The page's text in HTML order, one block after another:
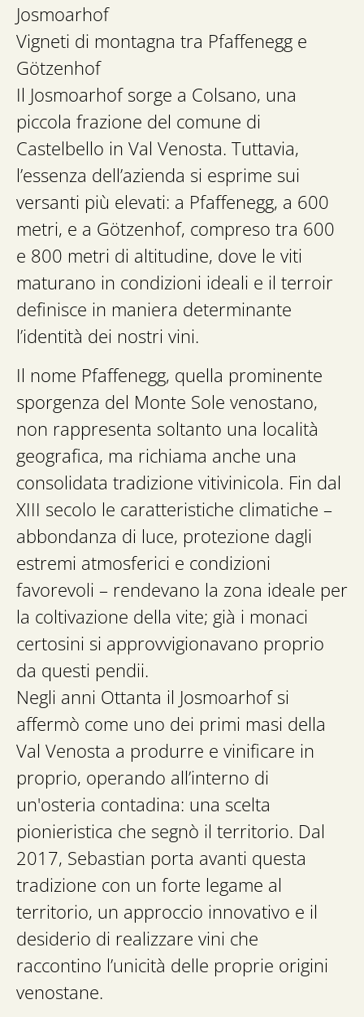
Josmoarhof
Vigneti di montagna tra Pfaffenegg e
Götzenhof
Il Josmoarhof sorge a Colsano, una
piccola frazione del comune di
Castelbello in Val Venosta. Tuttavia,
l’essenza dell’azienda si esprime sui
versanti più elevati: a Pfaffenegg, a 600
metri, e a Götzenhof, compreso tra 600
e 800 metri di altitudine, dove le viti
maturano in condizioni ideali e il terroir
definisce in maniera determinante
l’identità dei nostri vini.
Il nome Pfaffenegg, quella prominente
sporgenza del Monte Sole venostano,
non rappresenta soltanto una località
geografica, ma richiama anche una
consolidata tradizione vitivinicola. Fin dal
XIII secolo le caratteristiche climatiche –
abbondanza di luce, protezione dagli
estremi atmosferici e condizioni
favorevoli – rendevano la zona ideale per
la coltivazione della vite; già i monaci
certosini si approvvigionavano proprio
da questi pendii.
Negli anni Ottanta il Josmoarhof si
affermò come uno dei primi masi della
Val Venosta a produrre e vinificare in
proprio, operando all’interno di
un'osteria contadina: una scelta
pionieristica che segnò il territorio. Dal
2017, Sebastian porta avanti questa
tradizione con un forte legame al
territorio, un approccio innovativo e il
desiderio di realizzare vini che
raccontino l’unicità delle proprie origini
venostane.